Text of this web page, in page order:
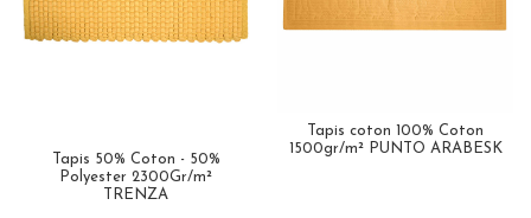
Tapis 50% Coton - 50%
Polyester 2300Gr/m²
TRENZA
Tapis coton 100% Coton
1500gr/m² PUNTO ARABESK